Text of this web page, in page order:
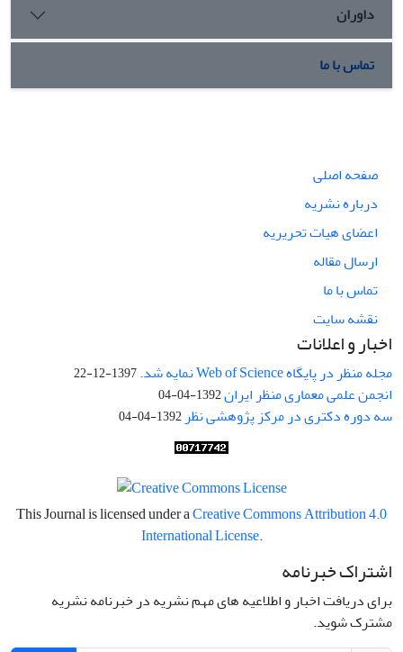
داوران
تماس با ما
صفحه اصلی
درباره نشریه
اعضای هیات تحریریه
ارسال مقاله
تماس با ما
نقشه سایت
اخبار و اعلانات
مجله منظر در پایگاه Web of Science نمایه شد. 1397-12-22
انجمن علمی معماری منظر ایران1392-04-04
سه دوره دکتری در مرکز پژوهشی نظر 1392-04-04
This Journal is licensed under aCreative Commons Attribution 4.0
International License.
اشتراک خبرنامه
برای دریافت اخبار و اطلاعیه های مهم نشریه در خبرنامه نشریه
مشترک شوید.